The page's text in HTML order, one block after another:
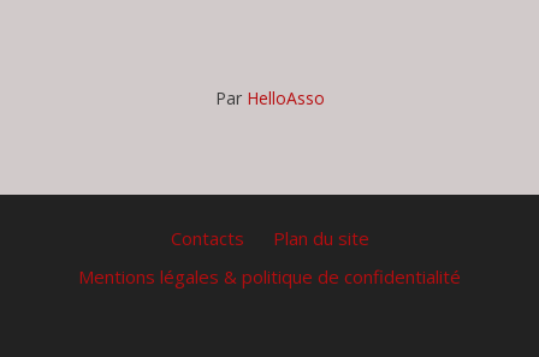
Par HelloAsso
Contacts
Plan du site
Mentions légales & politique de confidentialité